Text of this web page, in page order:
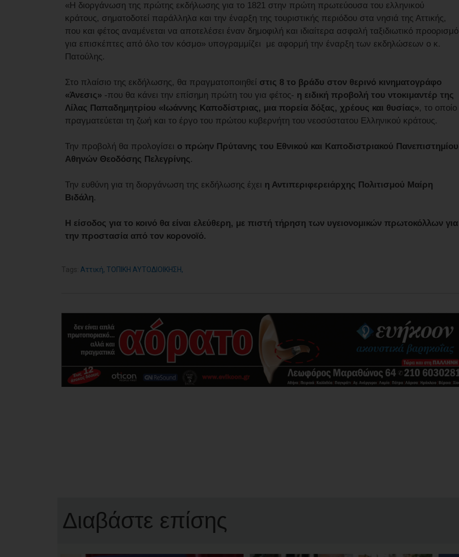
«Η διοργάνωση της πρώτης εκδήλωσης για το 1821 στην πρώτη πρωτεύουσα του ελληνικού
κράτους, σηματοδοτεί παράλληλα και την έναρξη της τουριστικής περιόδου στα νησιά της Αττικής,
που και φέτος αναμένεται να αποτελέσει έναν δημοφιλή και ιδιαίτερα ασφαλή ταξιδιωτικό προορισμό
για επισκέπτες από όλο τον κόσμο» υπογραμμίζει με αφορμή την έναρξη των εκδηλώσεων ο κ.
Πατούλης.
Στο πλαίσιο της εκδήλωσης, θα πραγματοποιηθεί στις 8 το βράδυ στον θερινό κινηματογράφο
«Άνεσις» -που θα κάνει την επίσημη πρώτη του για φέτος- η ειδική προβολή του ντοκιμαντέρ της
Λίλας Παπαδημητρίου «Ιωάννης Καποδίστριας, μια πορεία δόξας, χρέους και θυσίας», το οποίο
πραγματεύεται τη ζωή και το έργο του πρώτου κυβερνήτη του νεοσύστατου Ελληνικού κράτους.
Την προβολή θα προλογίσει ο πρώην Πρύτανης του Εθνικού και Καποδιστριακού Πανεπιστημίου
Αθηνών Θεοδόσης Πελεγρίνης.
Την ευθύνη για τη διοργάνωση της εκδήλωσης έχει η Αντιπεριφερειάρχης Πολιτισμού Μαίρη
Βιδάλη.
Η είσοδος για το κοινό θα είναι ελεύθερη, με πιστή τήρηση των υγειονομικών πρωτοκόλλων για
την προστασία από τον κορονοϊό.
Tags: Αττική, ΤΟΠΙΚΗ ΑΥΤΟΔΙΟΙΚΗΣΗ,
Διαβάστε επίσης